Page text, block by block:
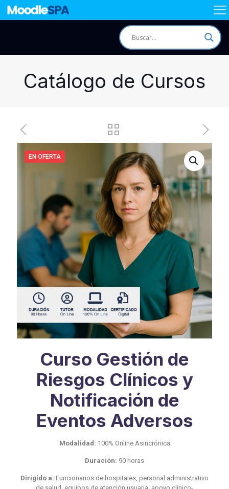
Catálogo de Cursos
EN OFERTA
Curso Gestión de
Riesgos Clínicos y
Notificación de
Eventos Adversos
Modalidad: 100% Online Asincrónica
Duración: 90 horas
Dirigido a: Funcionarios de hospitales, personal administrativo